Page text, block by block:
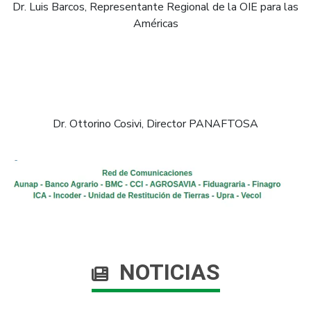
Dr. Luis Barcos, Representante Regional de la OIE para las
Américas
Dr. Ottorino Cosivi, Dir​ector PANAFTOSA​
NOTICIAS